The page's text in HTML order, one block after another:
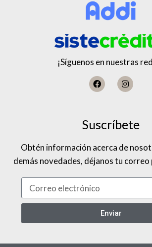
¡Síguenos en nuestras
Suscríbete
Obtén información acerca de
demás novedades, déjanos tu
Enviar